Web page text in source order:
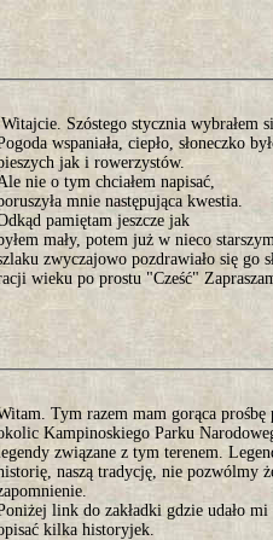
Witajcie. Szóstego stycznia wybrałem
wspaniała, ciepło, słoneczko
jak i rowerzystów.
nie o tym chciałem napisać,
mnie następująca kwestia.
pamiętam jeszcze jak
mały, potem już w nieco
zwyczajowo pozdrawiało się go
wieku po prostu "Cześć"
Tym razem mam gorąca
Kampinoskiego Parku
związane z tym terenem.
naszą tradycję, nie pozwólmy
link do zakładki gdzie udało mi
kilka historyjek.